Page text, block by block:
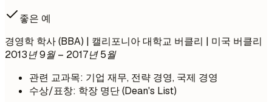
좋은 예
경영학 학사 (BBA) | 캘리포니아 대학교 버클리 | 미국 버클리
2013년 9월 – 2017년 5월
관련 교과목: 기업 재무, 전략 경영, 국제 경영
수상/표창: 학장 명단 (Dean's List)